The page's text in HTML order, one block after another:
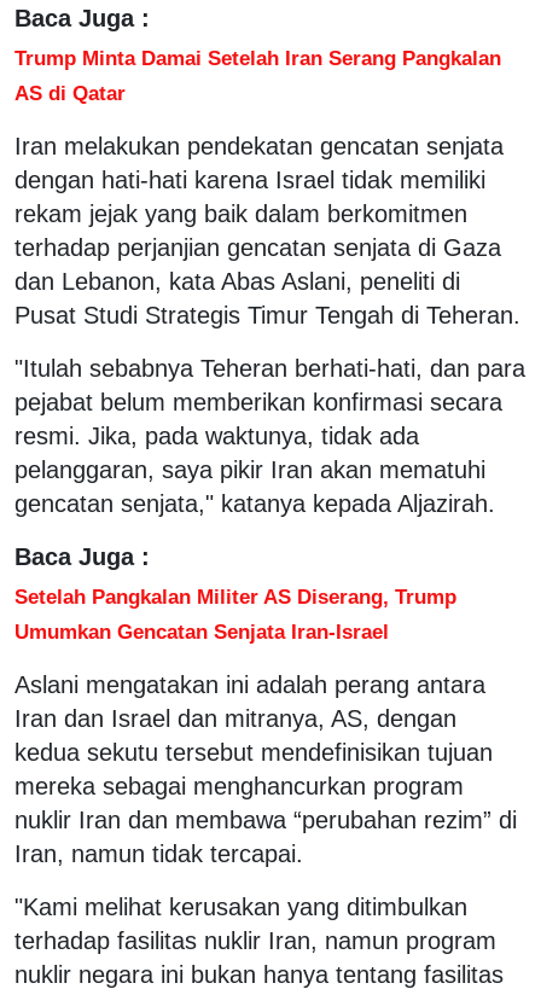
Baca Juga :
Trump Minta Damai Setelah Iran Serang Pangkalan
AS di Qatar
Iran melakukan pendekatan gencatan senjata
dengan hati-hati karena Israel tidak memiliki
rekam jejak yang baik dalam berkomitmen
terhadap perjanjian gencatan senjata di Gaza
dan Lebanon, kata Abas Aslani, peneliti di
Pusat Studi Strategis Timur Tengah di Teheran.
"Itulah sebabnya Teheran berhati-hati, dan para
pejabat belum memberikan konfirmasi secara
resmi. Jika, pada waktunya, tidak ada
pelanggaran, saya pikir Iran akan mematuhi
gencatan senjata," katanya kepada Aljazirah.
Baca Juga :
Setelah Pangkalan Militer AS Diserang, Trump
Umumkan Gencatan Senjata Iran-Israel
Aslani mengatakan ini adalah perang antara
Iran dan Israel dan mitranya, AS, dengan
kedua sekutu tersebut mendefinisikan tujuan
mereka sebagai menghancurkan program
nuklir Iran dan membawa “perubahan rezim” di
Iran, namun tidak tercapai.
"Kami melihat kerusakan yang ditimbulkan
terhadap fasilitas nuklir Iran, namun program
nuklir negara ini bukan hanya tentang fasilitas